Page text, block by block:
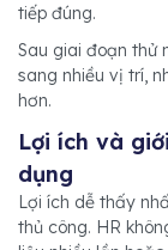
tiếp đúng.
Sau giai đoạn thử
sang nhiều vị trí,
hơn.
Lợi ích và
dụng
Lợi ích dễ thấy
thủ công. HR